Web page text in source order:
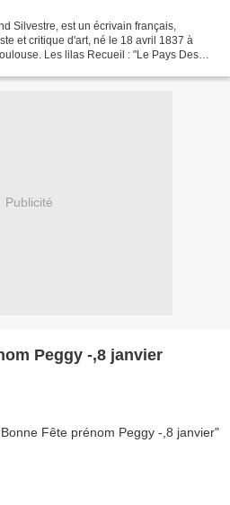
Silvestre, est un écrivain français,
et critique d'art, né le 18 avril 1837 à
Les lilas Recueil : "Le Pays Des
Publicité
Peggy -,8 janvier